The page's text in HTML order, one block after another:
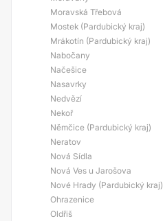
Moravská Třebová
Mostek (Pardubický kraj)
Mrákotín (Pardubický kraj)
Nabočany
Načešice
Nasavrky
Nedvězí
Nekoř
Němčice (Pardubický kraj)
Neratov
Nová Sídla
Nová Ves u Jarošova
Nové Hrady (Pardubický kraj)
Ohrazenice
Oldřiš